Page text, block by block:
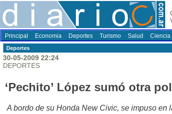
Principal Economia Deportes Turismo Salud Ciencia
Deportes
30-05-2009 22:24
DEPORTES
‘Pechito’ López sumó otra
A bordo de su Honda New Civic, se impuso en